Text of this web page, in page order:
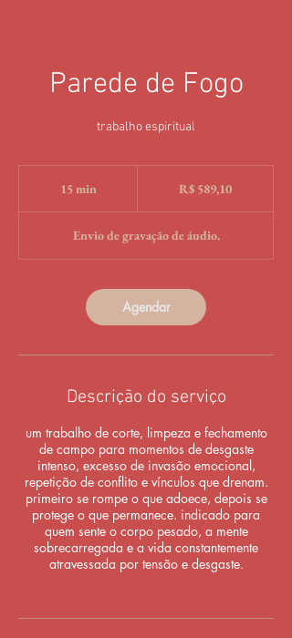
Parede de Fogo
trabalho espiritual
15 min
i
n
brasileirosR$ 589,10
Envio de gravação de áudio.
Agendar
Descrição do serviço
um trabalho de corte, limpeza e fechamento
de campo para momentos de desgaste
intenso, excesso de invasão emocional,
repetição de conflito e vínculos que drenam.
primeiro se rompe o que adoece, depois se
protege o que permanece. indicado para
quem sente o corpo pesado, a mente
sobrecarregada e a vida constantemente
atravessada por tensão e desgaste.